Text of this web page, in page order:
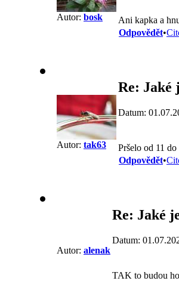
Autor: bosk
Ani kapka a
Odpovědět•
Autor: tak63
Re: Jaké
Datum:
Pršelo od 11
Odpovědět•
Autor: alenak
Re: Jaké
Datum:
TAK to budou